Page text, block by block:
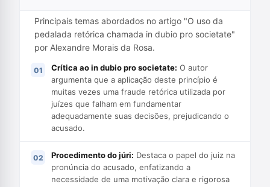
Principais temas abordados no artigo "O uso da
pedalada retórica chamada in dubio pro societate"
por Alexandre Morais da Rosa.
Crítica ao in dubio pro societate: O autor
argumenta que a aplicação deste princípio é
muitas vezes uma fraude retórica utilizada por
juízes que falham em fundamentar
adequadamente suas decisões, prejudicando o
acusado.
Procedimento do júri: Destaca o papel do juiz na
pronúncia do acusado, enfatizando a
necessidade de uma motivação clara e rigorosa